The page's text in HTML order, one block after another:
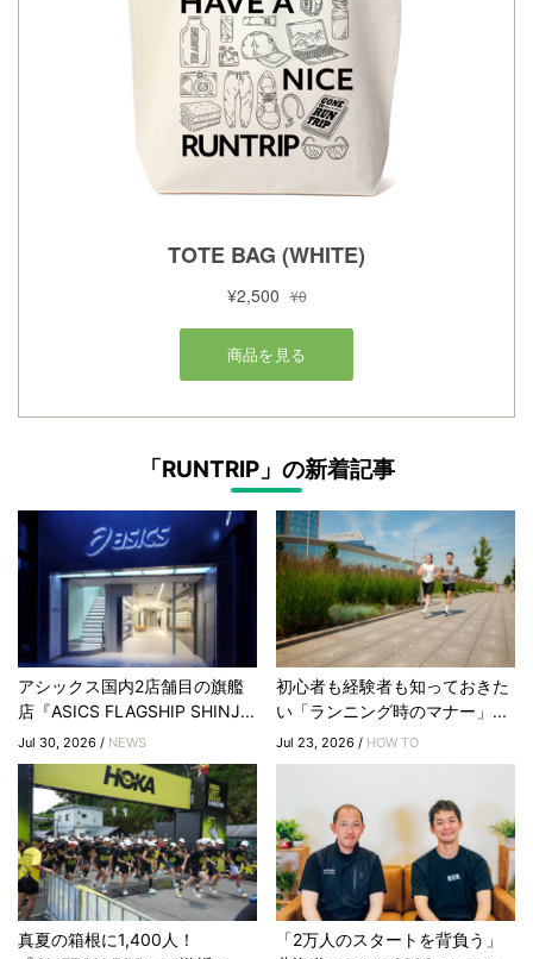
「RUNTRIP」の新着記事
アシックス国内2店舗目の旗艦
店『ASICS FLAGSHIP SHINJ...
Jul 30, 2026 / NEWS
初心者も経験者も知っておきた
い「ランニング時のマナー」...
Jul 23, 2026 / HOW TO
真夏の箱根に1,400人！
「2万人のスタートを背負う」